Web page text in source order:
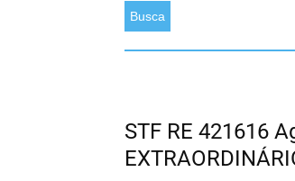
Busca
STF RE 421616